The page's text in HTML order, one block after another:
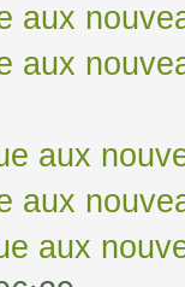
aux
aux
aux
aux
aux